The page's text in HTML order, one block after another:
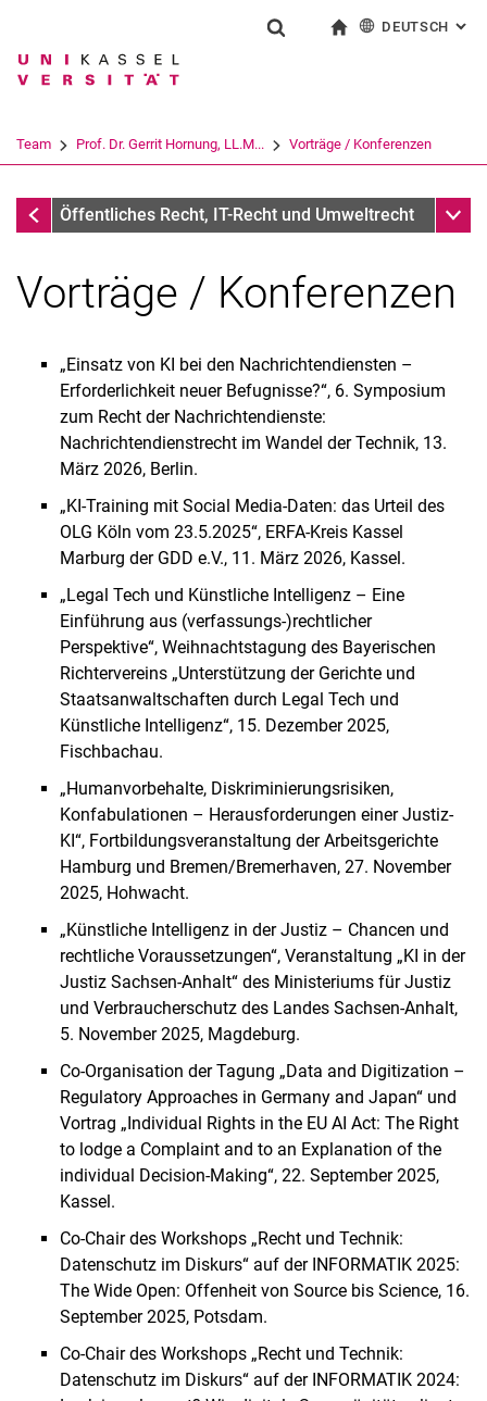
Springe direkt zu: Inhalt
Springe direkt zu: Suche
Springe direkt zu:
Suchbegriff
Suchen (öffnet externen Link in einem
DEUTSCH :
Team Prof. Dr. Gerrit Hornung, LL.M... Vorträge / Konferenzen
Prof. Dr. Gerrit Hornung, LL.M.
Öffentliches Recht, IT-Recht und Umweltrecht
Prof. Dr. Gerrit Hornung, LL.M.
Schriftenverzeichnis
Vorträge / Konferenzen
Sekretariat
Honorarprofessoren und Lehrbeauftragte
Studentische Mit­ar­bei­ter:in­nen
Ehemalige Mit­ar­bei­ter:in­nen
Vorträge / Konferenzen
„Einsatz von KI bei den Nachrichtendiensten –
Erforderlichkeit neuer Befugnisse?“, 6. Symposium
zum Recht der Nachrichtendienste:
Nachrichtendienstrecht im Wandel der Technik, 13.
März 2026, Berlin.
„KI-Training mit Social Media-Daten: das Urteil des
OLG Köln vom 23.5.2025“, ERFA-Kreis Kassel
Marburg der GDD e.V., 11. März 2026, Kassel.
„Legal Tech und Künstliche Intelligenz – Eine
Einführung aus (verfassungs-)rechtlicher
Perspektive“, Weihnachtstagung des Bayerischen
Richtervereins „Unterstützung der Gerichte und
Staatsanwaltschaften durch Legal Tech und
Künstliche Intelligenz“, 15. Dezember 2025,
Fischbachau.
„Humanvorbehalte, Diskriminierungsrisiken,
Konfabulationen – Herausforderungen einer Justiz-
KI“, Fortbildungsveranstaltung der Arbeitsgerichte
Hamburg und Bremen/Bremerhaven, 27. November
2025, Hohwacht.
„Künstliche Intelligenz in der Justiz – Chancen und
rechtliche Voraussetzungen“, Veranstaltung „KI in der
Justiz Sachsen-Anhalt“ des Ministeriums für Justiz
und Verbraucherschutz des Landes Sachsen-Anhalt,
5. November 2025, Magdeburg.
Co-Organisation der Tagung „Data and Digitization –
Regulatory Approaches in Germany and Japan“ und
Vortrag „Individual Rights in the EU AI Act: The Right
to lodge a Complaint and to an Explanation of the
individual Decision-Making“, 22. September 2025,
Kassel.
Co-Chair des Workshops „Recht und Technik:
Datenschutz im Diskurs“ auf der INFORMATIK 2025:
The Wide Open: Offenheit von Source bis Science, 16.
September 2025, Potsdam.
Co-Chair des Workshops „Recht und Technik:
Datenschutz im Diskurs“ auf der INFORMATIK 2024: